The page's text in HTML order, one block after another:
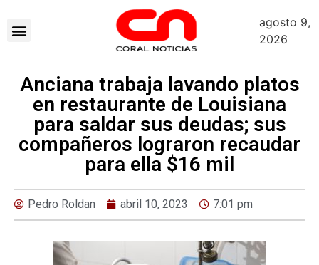
agosto 9,
2026
Anciana trabaja lavando platos
en restaurante de Louisiana
para saldar sus deudas; sus
compañeros lograron recaudar
para ella $16 mil
Pedro Roldan abril 10, 2023 7:01 pm